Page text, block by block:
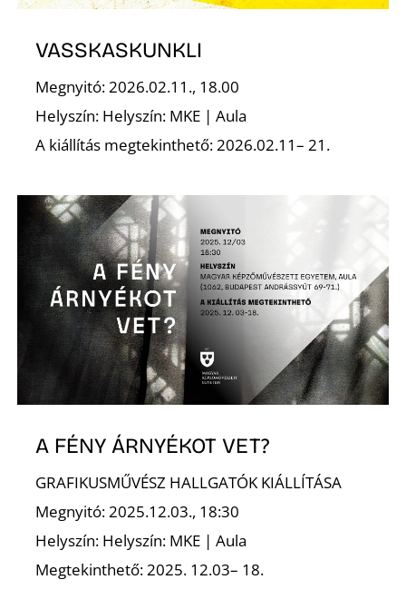
VASSKASKUNKLI
Megnyitó: 2026.02.11., 18.00
Helyszín: Helyszín: MKE | Aula
A kiállítás megtekinthető: 2026.02.11– 21.
A FÉNY ÁRNYÉKOT VET?
GRAFIKUSMŰVÉSZ HALLGATÓK KIÁLLÍTÁSA
Megnyitó: 2025.12.03., 18:30
Helyszín: Helyszín: MKE | Aula
Megtekinthető: 2025. 12.03– 18.